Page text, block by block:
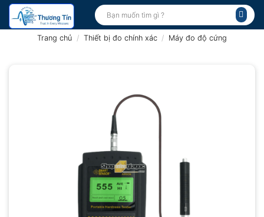
Bỏ
qua
Tìm
kiếm:
Trang chủ / Thiết bị đo chính xác / Máy đo độ cứng